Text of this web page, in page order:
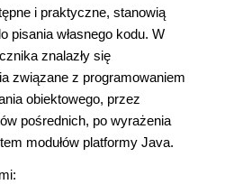
i praktyczne, stanowią
pisania własnego kodu. W
znalazły się
związane z programowaniem
obiektowego, przez
pośrednich, po wyrażenia
modułów platformy Java.